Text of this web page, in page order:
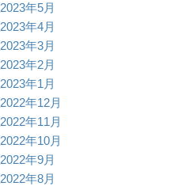
2023年5月
2023年4月
2023年3月
2023年2月
2023年1月
2022年12月
2022年11月
2022年10月
2022年9月
2022年8月